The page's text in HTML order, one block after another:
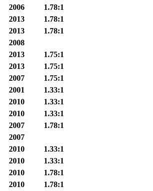
2006
1.78:1
2013
1.78:1
2013
1.78:1
2008
2013
1.75:1
2013
1.75:1
2007
1.75:1
2001
1.33:1
2010
1.33:1
2010
1.33:1
2007
1.78:1
2007
2010
1.33:1
2010
1.33:1
2010
1.78:1
2010
1.78:1